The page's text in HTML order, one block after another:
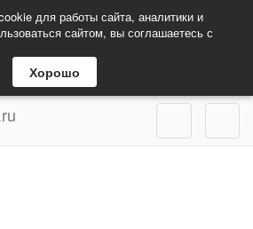
для работы сайта, аналитики и
сайтом, вы соглашаетесь с
Хорошо